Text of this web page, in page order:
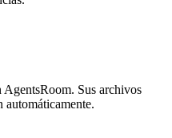
AgentsRoom. Sus archivos